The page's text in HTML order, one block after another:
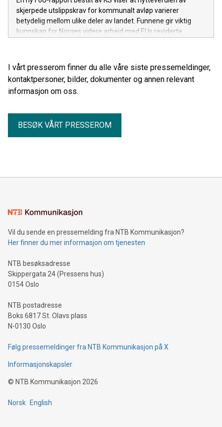
skjerpede utslippskrav for kommunalt avløp varierer
betydelig mellom ulike deler av landet. Funnene gir viktig
kunnskap for Norges videre arbeid med EUs reviderte
I vårt presserom finner du alle våre siste pressemeldinger,
kontaktpersoner, bilder, dokumenter og annen relevant
informasjon om oss.
BESØK VÅRT PRESSEROM
Vil du sende en pressemelding fra NTB Kommunikasjon?
Her finner du mer informasjon om tjenesten
NTB besøksadresse
Skippergata 24 (Pressens hus)
0154 Oslo
NTB postadresse
Boks 6817 St. Olavs plass
N-0130 Oslo
Følg pressemeldinger fra NTB Kommunikasjon på X
Informasjonskapsler
© NTB Kommunikasjon 2026
Norsk English